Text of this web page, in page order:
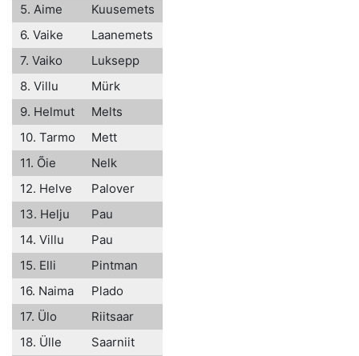
5. Aime
Kuusemets
6. Vaike
Laanemets
7. Vaiko
Luksepp
8. Villu
Mürk
9. Helmut
Melts
10. Tarmo
Mett
11. Õie
Nelk
12. Helve
Palover
13. Helju
Pau
14. Villu
Pau
15. Elli
Pintman
16. Naima
Plado
17. Ülo
Riitsaar
18. Ülle
Saarniit